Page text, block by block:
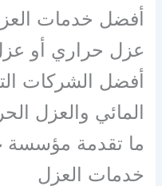
أفضل خدمات
عزل حراري أو
أفضل الشركات
المائي والعزل
ما تقدمة مؤسسة
خدمات العزل